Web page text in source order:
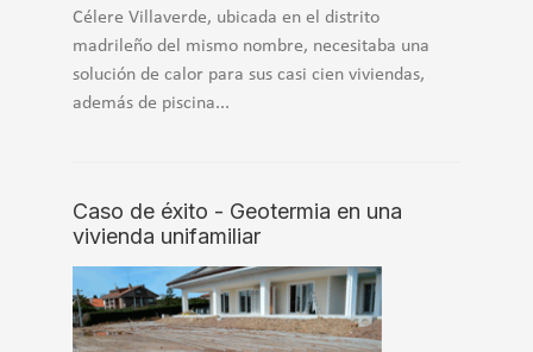
Célere Villaverde, ubicada en el distrito
madrileño del mismo nombre, necesitaba una
solución de calor para sus casi cien viviendas,
además de piscina...
Caso de éxito - Geotermia en una
vivienda unifamiliar